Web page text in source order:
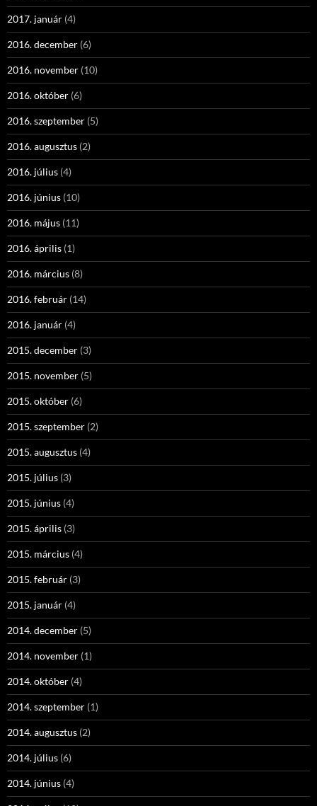
2017. január (4)
2016. december (6)
2016. november (10)
2016. október (6)
2016. szeptember (5)
2016. augusztus (2)
2016. július (4)
2016. június (10)
2016. május (11)
2016. április (1)
2016. március (8)
2016. február (14)
2016. január (4)
2015. december (3)
2015. november (5)
2015. október (6)
2015. szeptember (2)
2015. augusztus (4)
2015. július (3)
2015. június (4)
2015. április (3)
2015. március (4)
2015. február (3)
2015. január (4)
2014. december (5)
2014. november (1)
2014. október (4)
2014. szeptember (1)
2014. augusztus (2)
2014. július (6)
2014. június (4)